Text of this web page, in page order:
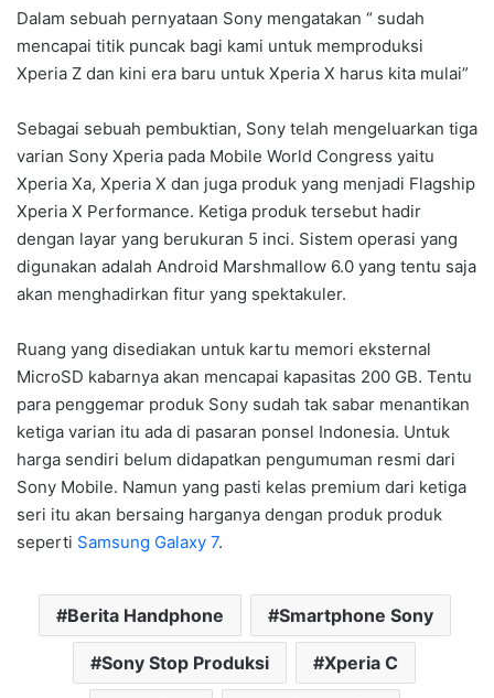
Dalam sebuah pernyataan Sony mengatakan “ sudah
mencapai titik puncak bagi kami untuk memproduksi
Xperia Z dan kini era baru untuk Xperia X harus kita mulai”
Sebagai sebuah pembuktian, Sony telah mengeluarkan tiga
varian Sony Xperia pada Mobile World Congress yaitu
Xperia Xa, Xperia X dan juga produk yang menjadi Flagship
Xperia X Performance. Ketiga produk tersebut hadir
dengan layar yang berukuran 5 inci. Sistem operasi yang
digunakan adalah Android Marshmallow 6.0 yang tentu saja
akan menghadirkan fitur yang spektakuler.
Ruang yang disediakan untuk kartu memori eksternal
MicroSD kabarnya akan mencapai kapasitas 200 GB. Tentu
para penggemar produk Sony sudah tak sabar menantikan
ketiga varian itu ada di pasaran ponsel Indonesia. Untuk
harga sendiri belum didapatkan pengumuman resmi dari
Sony Mobile. Namun yang pasti kelas premium dari ketiga
seri itu akan bersaing harganya dengan produk produk
seperti Samsung Galaxy 7.
Berita Handphone Smartphone Sony
Sony Stop Produksi Xperia C